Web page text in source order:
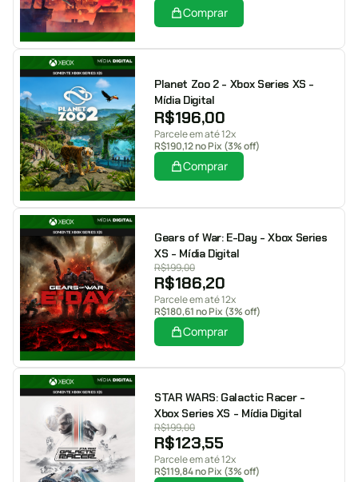
Comprar
Planet Zoo 2 - Xbox Series XS -
Mídia Digital
R$196,00
Parcele em até 12x
R$190,12no Pix (3% off)
Comprar
Gears of War: E-Day - Xbox Series
XS - Mídia Digital
R$199,00
R$186,20
Parcele em até 12x
R$180,61no Pix (3% off)
Comprar
STAR WARS: Galactic Racer -
Xbox Series XS - Mídia Digital
R$199,00
R$123,55
Parcele em até 12x
R$119,84no Pix (3% off)